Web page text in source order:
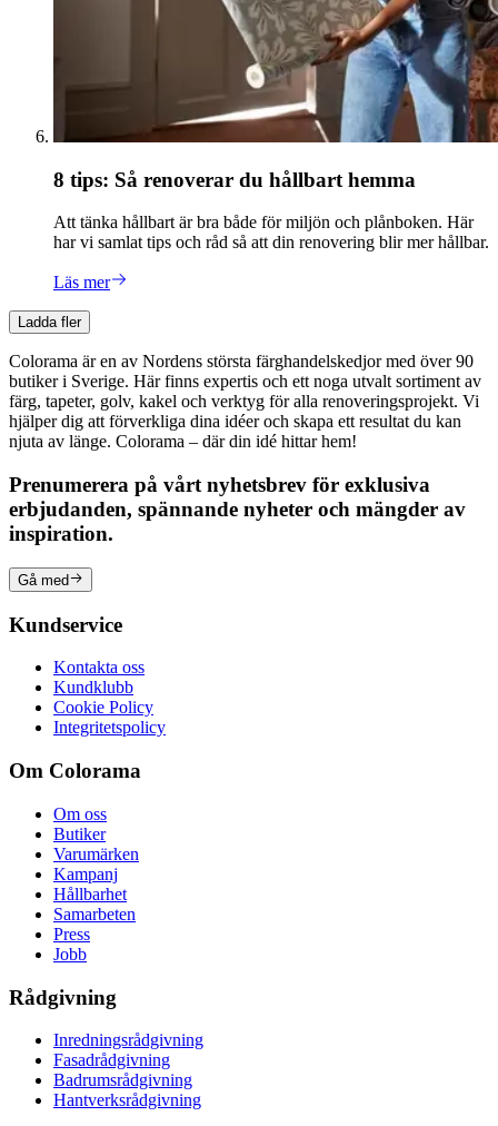
8 tips: Så renoverar du hållbart hemma
Att tänka hållbart är bra både för miljön och plånboken. Här
har vi samlat tips och råd så att din renovering blir mer hållbar.
Läs mer
Ladda fler
Colorama är en av Nordens största färghandelskedjor med över 90
butiker i Sverige. Här finns expertis och ett noga utvalt sortiment av
färg, tapeter, golv, kakel och verktyg för alla renoveringsprojekt. Vi
hjälper dig att förverkliga dina idéer och skapa ett resultat du kan
njuta av länge. Colorama – där din idé hittar hem!
Prenumerera på vårt nyhetsbrev för exklusiva
erbjudanden, spännande nyheter och mängder av
inspiration.
Gå med
Kundservice
Kontakta oss
Kundklubb
Cookie Policy
Integritetspolicy
Om Colorama
Om oss
Butiker
Varumärken
Kampanj
Hållbarhet
Samarbeten
Press
Jobb
Rådgivning
Inredningsrådgivning
Fasadrådgivning
Badrumsrådgivning
Hantverksrådgivning